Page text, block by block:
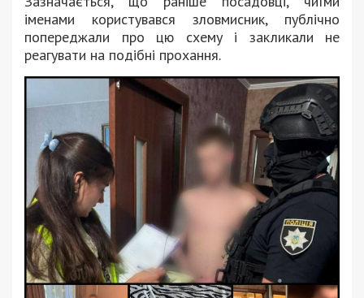
іменами користувався зловмисник, публічно
попереджали про цю схему і закликали не
реагувати на подібні прохання.